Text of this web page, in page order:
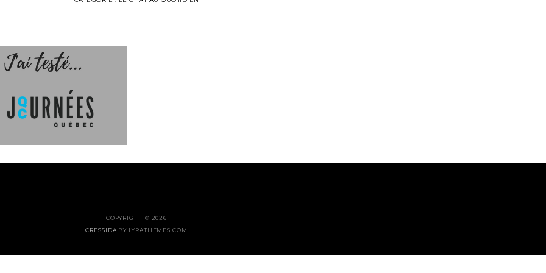
COPYRIGHT © 2026
CRESSIDA BY LYRATHEMES.COM